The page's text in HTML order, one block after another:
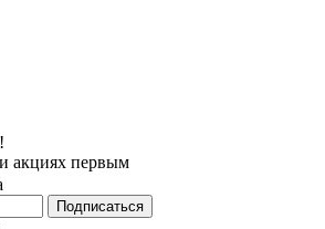
акциях первым